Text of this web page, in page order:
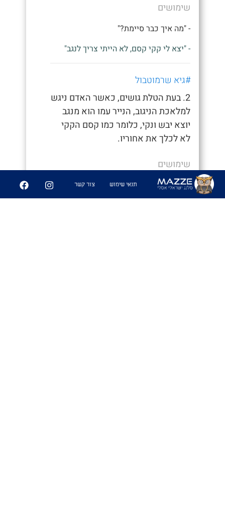
שימושים
- "מה איך כבר סיימת?"
- "יצא לי קקי קסם, לא הייתי צריך לנגב"
#גיא שרמוטבול
2. בעת הטלת גושים, כאשר האדם ניגש
למלאכת הניגוב, הנייר עמו הוא מנגב
יוצא יבש ונקי, כלומר כמו קסם הקקי
לא לכלך את אחוריו.
שימושים
- "איך סיימת ככה מהר, חשבתי כבר נאחר"
תנאי שימוש צור קשר